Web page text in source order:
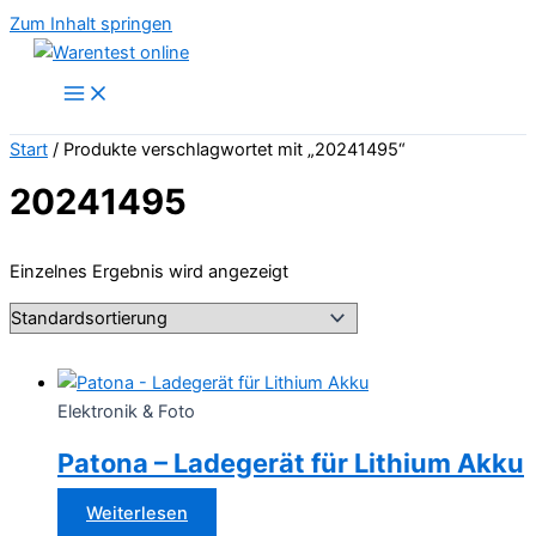
Zum Inhalt springen
Start / Produkte verschlagwortet mit „20241495“
20241495
Einzelnes Ergebnis wird angezeigt
Elektronik & Foto
Patona – Ladegerät für Lithium Akku
Weiterlesen